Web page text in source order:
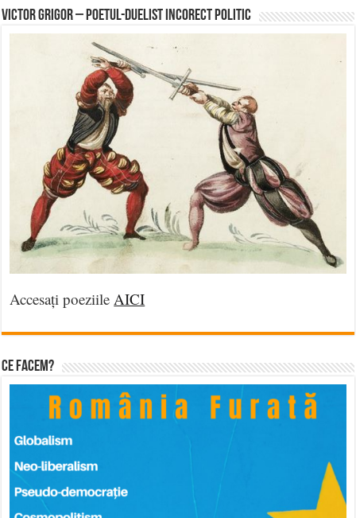
Victor Grigor – Poetul-Duelist Incorect Politic
Accesați poeziile AICI
Ce facem?